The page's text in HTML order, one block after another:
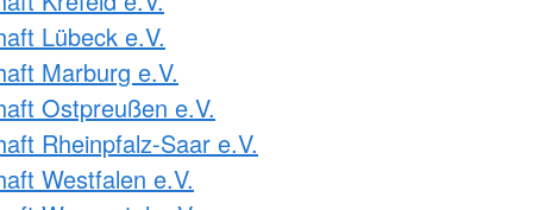
Lübeck e.V.
Marburg e.V.
Ostpreußen e.V.
Rheinpfalz-Saar e.V.
Westfalen e.V.